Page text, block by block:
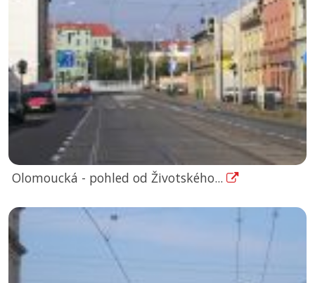
Olomoucká - pohled od Životského...